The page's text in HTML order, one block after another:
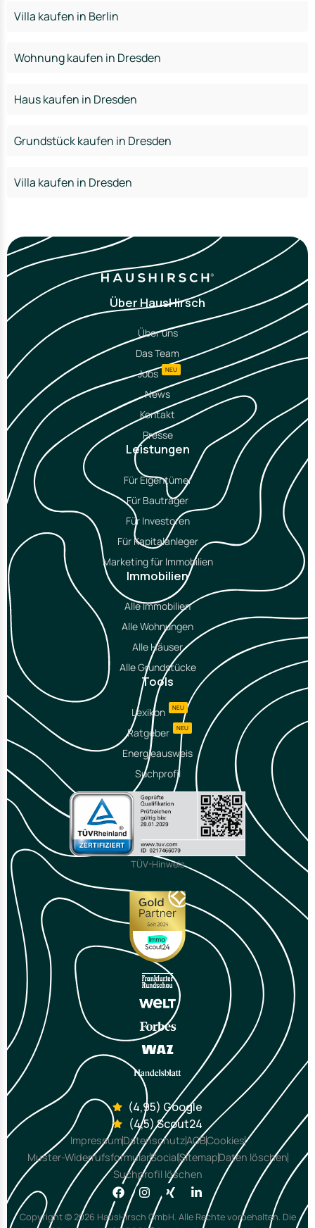
Villa kaufen in Berlin
Wohnung kaufen in Dresden
Haus kaufen in Dresden
Grundstück kaufen in Dresden
Villa kaufen in Dresden
Über HausHirsch
Über uns
Das Team
Jobs
NEU
News
Kontakt
Presse
Leistungen
Für Eigentümer
Für Bauträger
Für Investoren
Für Kapitalanleger
Marketing für Immobilien
Immobilien
Alle Immobilien
Alle Wohnungen
Alle Häuser
Alle Grundstücke
Tools
Lexikon NEU
Ratgeber NEU
Energieausweis
Suchprofil
TÜV-Hinweis
(4,95) Google
(4,5) Scout24
ImpressumDatenschutzAGBCookies
Muster-WiderrufsformularSocialSitemapDaten löschen
Suchprofil löschen
Copyright © 2026 HausHirsch GmbH. Alle Rechte vorbehalten. Die